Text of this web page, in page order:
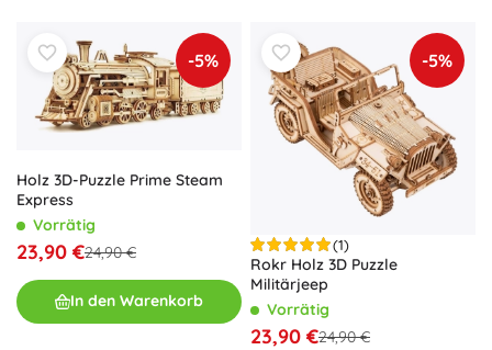
-5%
Holz 3D-Puzzle Prime Steam
Express
Vorrätig
23,90 €24,90 €
In den Warenkorb
-5%
(1)
Rokr Holz 3D Puzzle
Militärjeep
Vorrätig
23,90 €24,90 €